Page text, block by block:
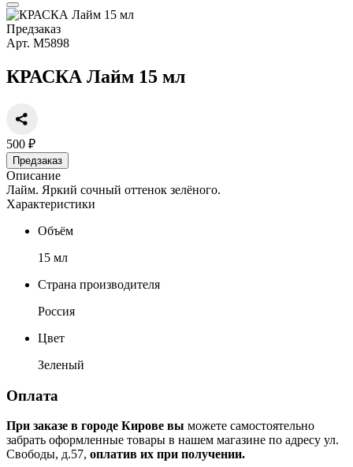
Предзаказ
Арт. М5898
КРАСКА Лайм 15 мл
500 ₽
Предзаказ
Описание
Лайм. Яркий сочный оттенок зелёного.
Характеристики
Объём
15 мл
Страна производителя
Россия
Цвет
Зеленый
Оплата
При заказе в городе Кирове вы можете самостоятельно
забрать оформленные товары в нашем магазине по адресу ул.
Свободы, д.57, оплатив их при получении.